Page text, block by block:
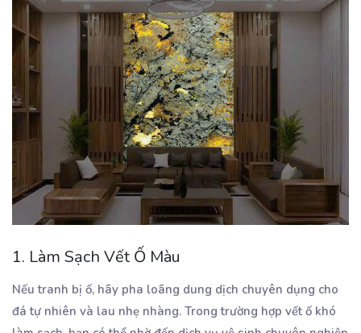
1. Làm Sạch Vết Ố Màu
Nếu tranh bị ố, hãy pha loãng dung dịch chuyên dụng cho
đá tự nhiên và lau nhẹ nhàng. Trong trường hợp vết ố khó